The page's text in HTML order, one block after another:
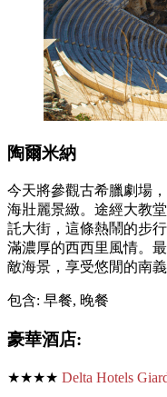
陶爾米納
今天將參觀古希臘劇場
海壯麗景緻。途經大教
託大街，這條熱鬧的步
滿濃厚的西西里風情。
敵海景，享受悠閒的南義
包含: 早餐, 晚餐
豪華酒店:
★★★★ Delta Hotels